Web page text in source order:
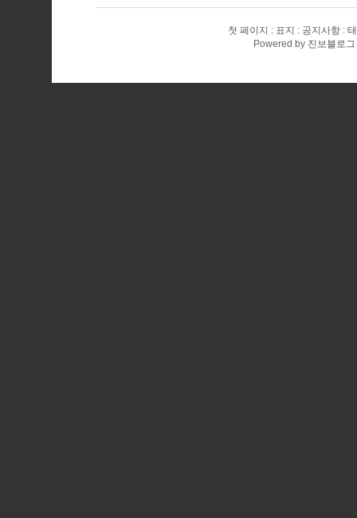
첫 페이지 표지 공지사항
Powered by 진보블로그